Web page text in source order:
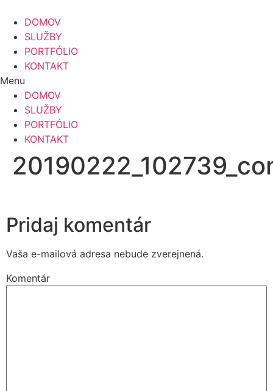
obsah
DOMOV
SLUŽBY
PORTFÓLIO
KONTAKT
Menu
DOMOV
SLUŽBY
PORTFÓLIO
KONTAKT
Pridaj komentár
Vaša e-mailová adresa nebude zverejnená.
Komentár